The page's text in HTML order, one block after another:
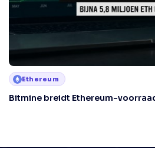
Ethereum
Bitmine breidt Ethereum-